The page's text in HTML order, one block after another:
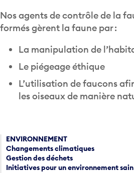
Nos agents de contrôle de la
formés gèrent la faune par :
La manipulation de
Le piégeage éthique
L’utilisation de faucons
les oiseaux de manière
ENVIRONNEMENT
Changements climatiques
Gestion des déchets
Initiatives pour un environnement sain